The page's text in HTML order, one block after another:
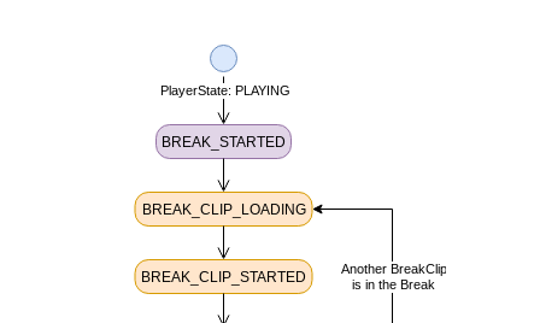
ตารางที่ 2: เหตุการณ์ช่วงพักโฆษณาและคำ
คำอธิบาย
เวลาสื่อปัจจุบัน
ของเนื้อหาหลัก
position ของ
ช่วงพักที่ไม่ได้ดู